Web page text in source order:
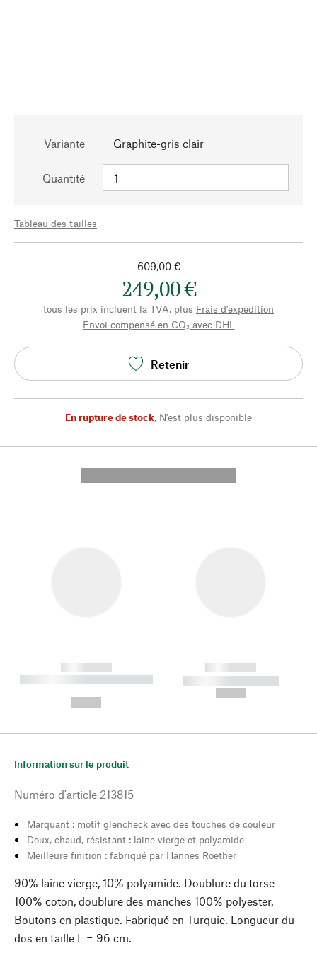
Variante Graphite-gris clair
Quantité
Tableau des tailles
609,00 €
249,00 €
tous les prix incluent la TVA, plus Frais d'expédition
Envoi compensé en CO₂ avec DHL
Retenir
En rupture de stock, N'est plus disponible
------------
----------- ----------- --------
------------
----------- -----------
Information sur le produit
Numéro d'article 213815
Marquant : motif glencheck avec des touches de couleur
Doux, chaud, résistant : laine vierge et polyamide
Meilleure finition : fabriqué par Hannes Roether
90% laine vierge, 10% polyamide. Doublure du torse
100% coton, doublure des manches 100% polyester.
Boutons en plastique. Fabriqué en Turquie. Longueur du
dos en taille L = 96 cm.